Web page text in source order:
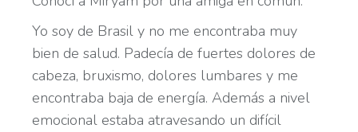
Yo soy de Brasil y no me encontraba muy
bien de salud. Padecía de fuertes dolores de
cabeza, bruxismo, dolores lumbares y me
encontraba baja de energía. Además a nivel
emocional estaba atravesando un difícil